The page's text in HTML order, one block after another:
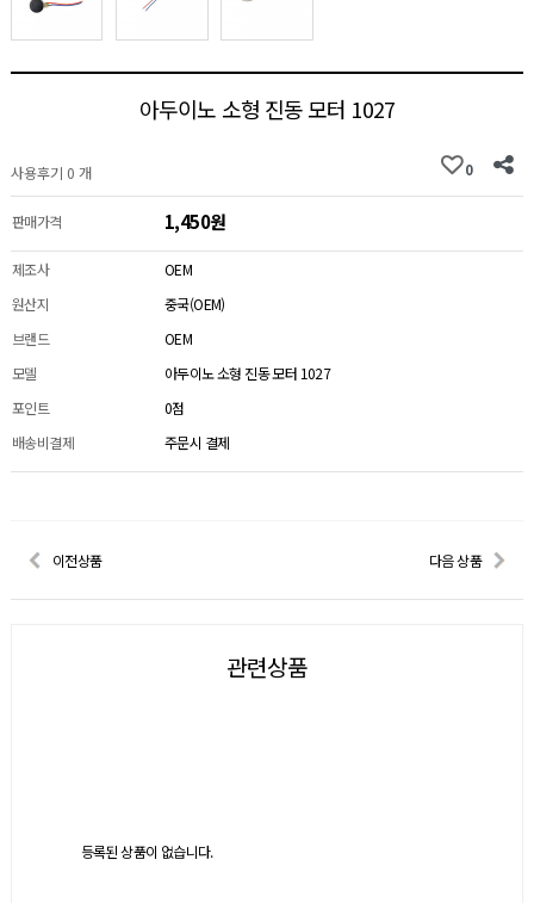
아두이노 소형 진동 모터 1027
사용후기 0 개 0
판매가격 1,450원
제조사
OEM
원산지
중국(OEM)
브랜드
OEM
모델
아두이노 소형 진동 모터 1027
포인트
0점
배송비결제
주문시 결제
이전상품 다음 상품
관련상품
등록된 상품이 없습니다.